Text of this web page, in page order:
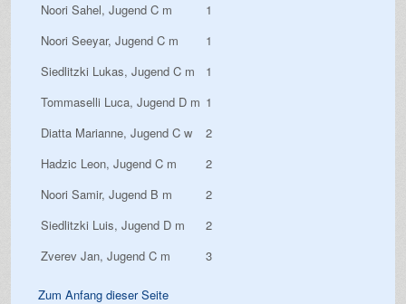
Noori Sahel, Jugend C m
1
Noori Seeyar, Jugend C m
1
Siedlitzki Lukas, Jugend C m
1
Tommaselli Luca, Jugend D m 1
Diatta Marianne, Jugend C w
2
Hadzic Leon, Jugend C m
2
Noori Samir, Jugend B m
2
Siedlitzki Luis, Jugend D m
2
Zverev Jan, Jugend C m
3
Zum Anfang dieser Seite